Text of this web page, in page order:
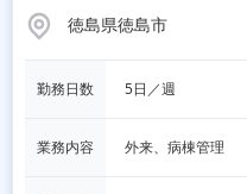
徳島県徳島市
勤務日数 5日／週
業務内容 外来、病棟管理